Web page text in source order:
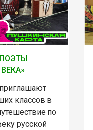
классов в
по
русской